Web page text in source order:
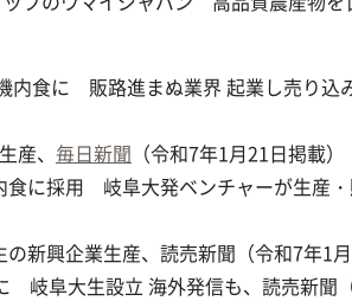
食に 販路進まぬ業界 起業し売り込
、 毎日新聞 （令和7年1月21日掲載）
に採用 岐阜大発ベンチャーが生産
興企業生産、読売新聞（令和7年1月
阜大生設立 海外発信も、読売新聞（